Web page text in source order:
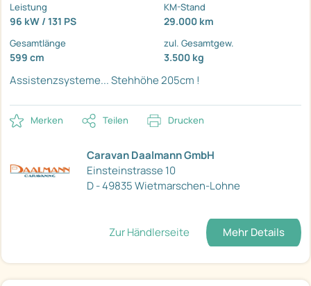
Leistung
96 kW / 131 PS
KM-Stand
29.000 km
Gesamtlänge
599 cm
zul. Gesamtgew.
3.500 kg
Assistenzsysteme...Stehhöhe 205cm !
Merken Teilen Drucken
Caravan Daalmann GmbH
Einsteinstrasse 10
D - 49835 Wietmarschen-Lohne
Zur Händlerseite Mehr Details